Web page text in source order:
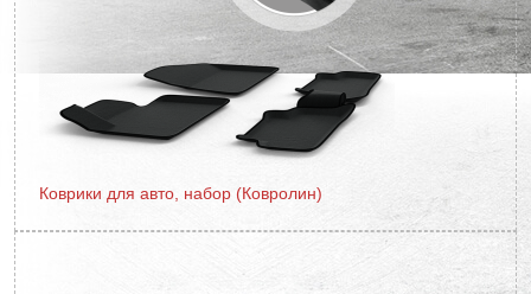
Коврики для авто, набор (Ковролин)